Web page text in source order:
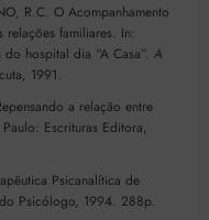
R.C. O Acompanhamento
relações familiares. In:
hospital dia “A Casa”. A
1991.
a relação entre
Escrituras Editora,
Psicanalítica de
Psicólogo, 1994. 288p.